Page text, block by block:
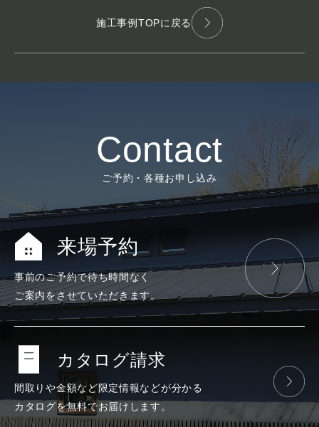
施工事例TOPに戻る
Contact
ご予約・各種お申し込み
来場予約
事前のご予約で待ち時間なく
ご案内をさせていただきます。
カタログ請求
間取りや金額など限定情報などが分かる
カタログを無料でお届けします。